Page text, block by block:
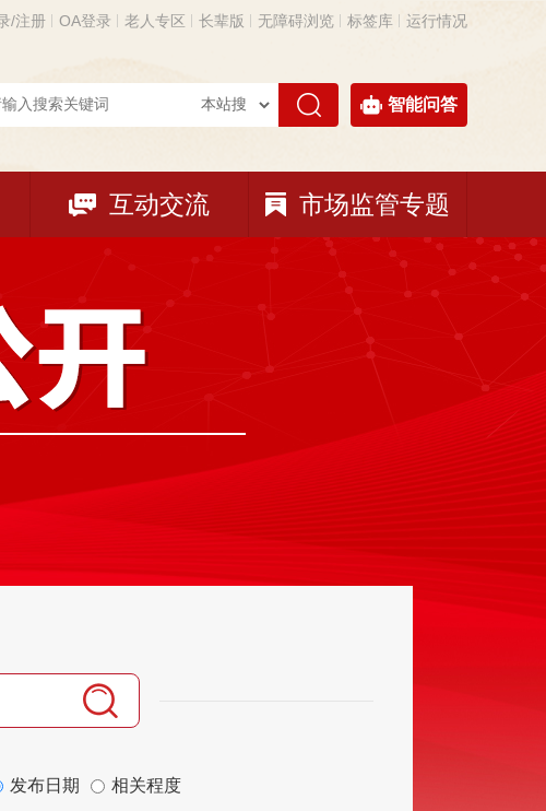
/注册 OA登录 老人专区 长辈版 无障碍浏览 标签库 运行情况
智能问答
互动交流 市场监管专题
发布日期 相关程度